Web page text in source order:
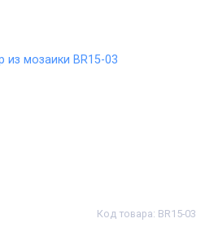
Код товара: BR15-03